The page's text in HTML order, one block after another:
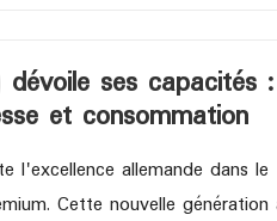
ses capacités :
et consommation
l'excellence allemande dans le
Cette nouvelle génération